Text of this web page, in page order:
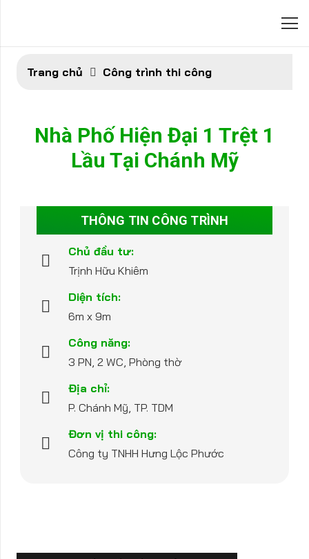
Trang chủ Công trình thi công
Nhà Phố Hiện Đại 1 Trệt 1
Lầu Tại Chánh Mỹ
THÔNG TIN CÔNG TRÌNH
Chủ đầu tư:
Trịnh Hữu Khiêm
Diện tích:
6m x 9m
Công năng:
3 PN, 2 WC, Phòng thờ
Địa chỉ:
P. Chánh Mỹ, TP. TDM
Đơn vị thi công:
Công ty TNHH Hưng Lộc Phước